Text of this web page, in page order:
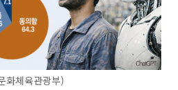
화체육관광부)